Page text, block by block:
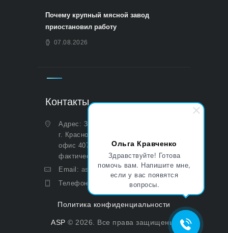
Ольга Кравченко
Здравствуйте! Готова
помочь вам. Напишите мне,
если у вас появятся
вопросы.
Почему крупный мясной завод
приостановил работу
07.08.2026
Контакты
Адрес: 350051, Краснодарский край,
г. Краснодар, ул. Дальняя, д. 27,
офис 407 (Юридический и
фактический)
Email: asp@aoasp.ru
Телефон:
+7 (499) 380-83-05
Политика конфиденциальности
ASP © 2026. Все права защищены.